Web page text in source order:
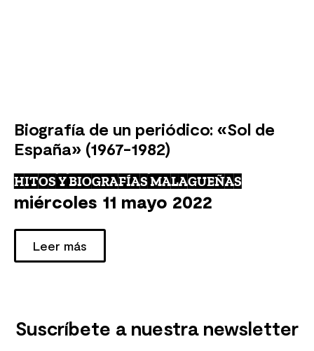
Biografía de un periódico: «Sol de
España» (1967-1982)
HITOS Y BIOGRAFÍAS MALAGUEÑAS
miércoles 11 mayo 2022
Leer más
Suscríbete a nuestra newsletter